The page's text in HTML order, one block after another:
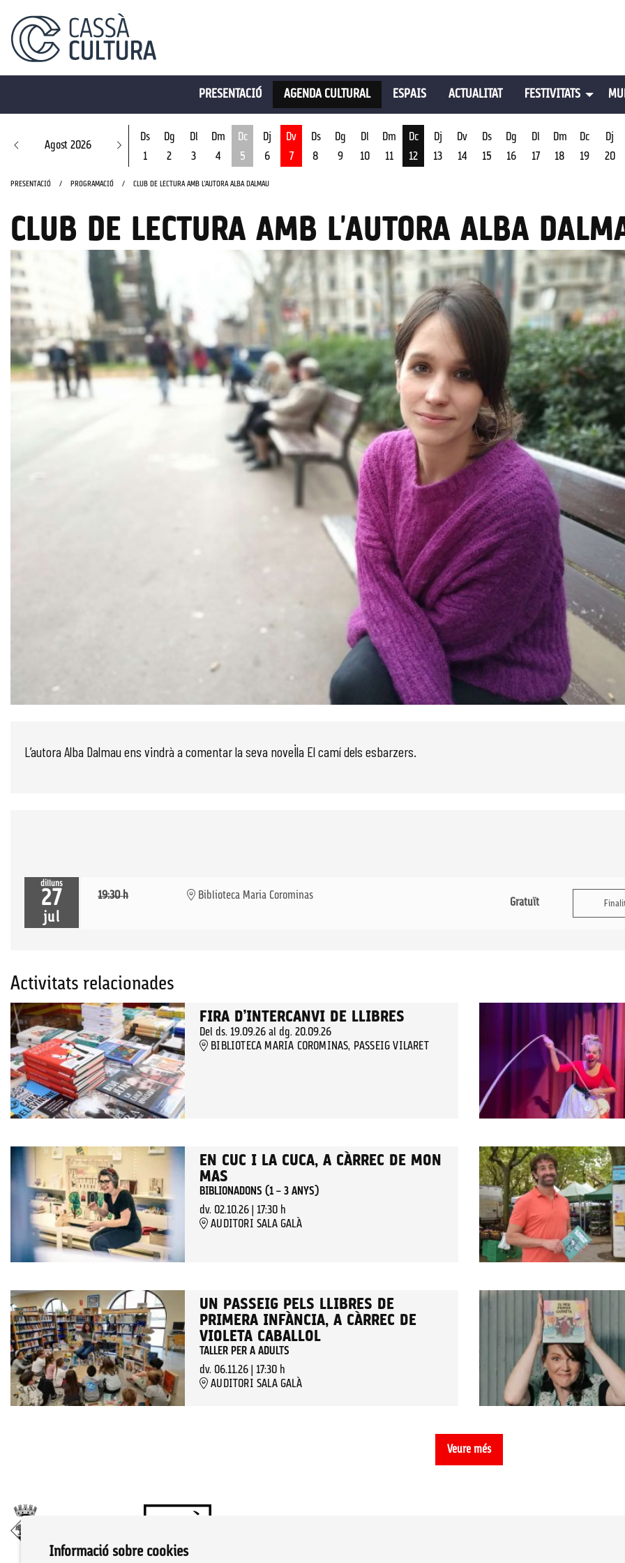
PRESENTACIÓ AGENDA CULTURAL ESPAIS ACTUALITAT FESTIVITATS
Agost 2026
Ds
1
Dg
2
Dl
3
Dm
4
Dc
5
Dj
6
Dv
7
Ds
8
Dg
9
Dl
10
Dm
11
Dc
12
Dj
13
Dv
14
Ds
15
Dg
16
Dl
17
Dm
18
Dc
19
Dj
20
PRESENTACIÓ PROGRAMACIÓ CLUB DE LECTURA AMB L'AUTORA ALBA DALMAU
CLUB DE LECTURA AMB L'AUTORA ALBA
L’autora Alba Dalmau ens vindrà a comentar la seva novel·la El camí dels esbarzers.
dilluns
27
jul
19:30 h Biblioteca Maria Corominas
Gratuït
Activitats relacionades
FIRA D’INTERCANVI DE LLIBRES
Del ds. 19.09.26al dg. 20.09.26
BIBLIOTECA MARIA COROMINAS, PASSEIG VILARET
EN CUC I LA CUCA, A CÀRREC DE MON
MAS
BIBLIONADONS (1 – 3 ANYS)
dv. 02.10.26| 17:30 h
AUDITORI SALA GALÀ
UN PASSEIG PELS LLIBRES DE
PRIMERA INFÀNCIA, A CÀRREC DE
VIOLETA CABALLOL
TALLER PER A ADULTS
dv. 06.11.26| 17:30 h
AUDITORI SALA GALÀ
Veure més
Informació sobre cookies